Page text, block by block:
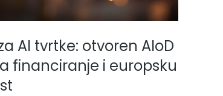
AI tvrtke: otvoren AIoD
financiranje i europsku